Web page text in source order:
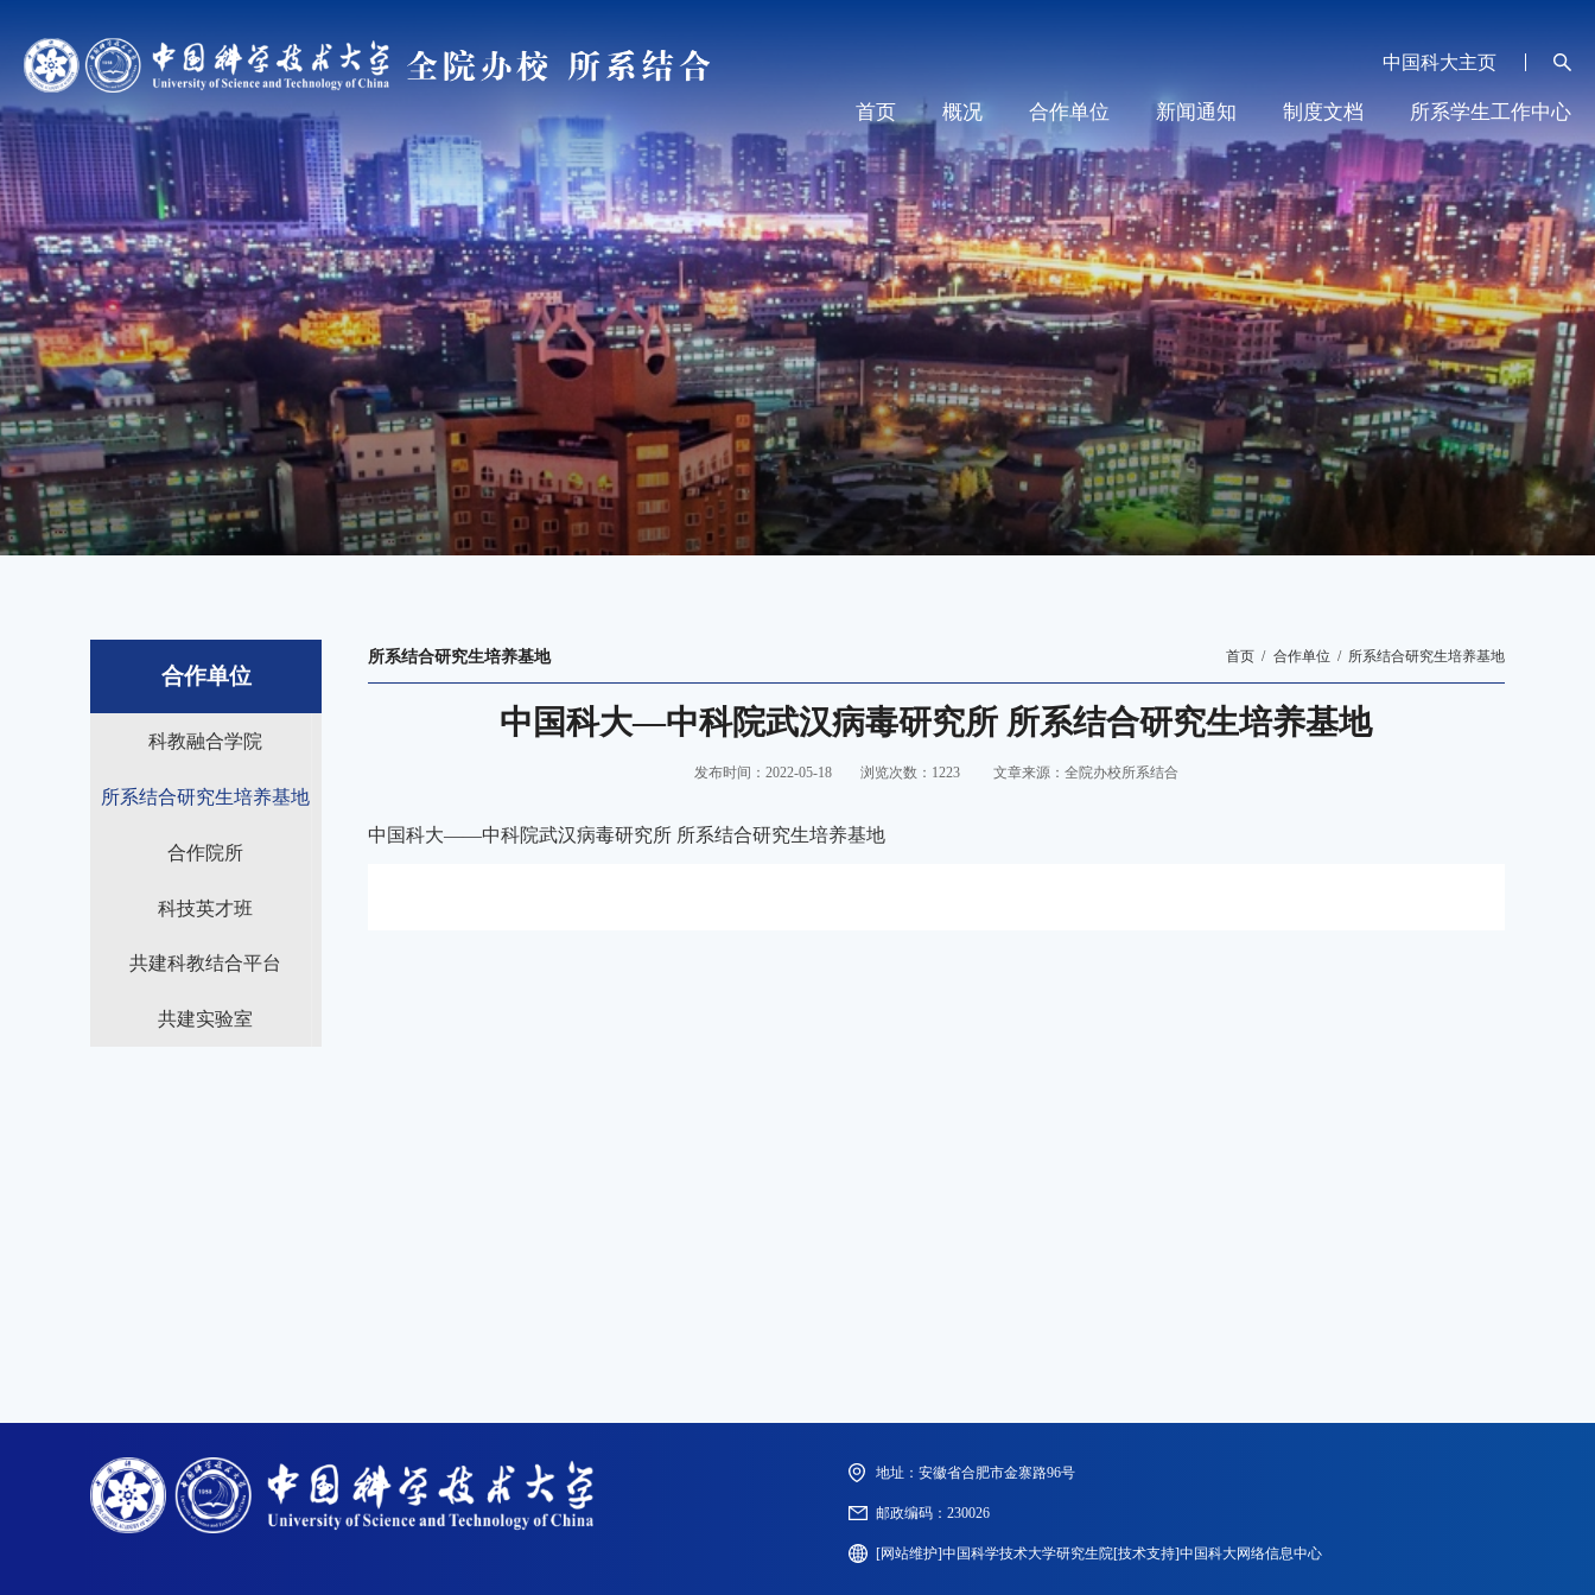
中国科大主页
首页 概况 合作单位 新闻通知 制度文档 所系学生工作中心
合作单位
科教融合学院
所系结合研究生培养基地
合作院所
科技英才班
共建科教结合平台
共建实验室
所系结合研究生培养基地 首页 合作单位 所系结合研究生培养基地
中国科大—中科院武汉病毒研究所 所系结合研究生培养基地
发布时间：2022-05-18 浏览次数： 1223 文章来源：全院办校所系结合
中国科大——中科院武汉病毒研究所 所系结合研究生培养基地
地址：安徽省合肥市金寨路96号
邮政编码：230026
[网站维护]中国科学技术大学研究生院[技术支持]中国科大网络信息中心